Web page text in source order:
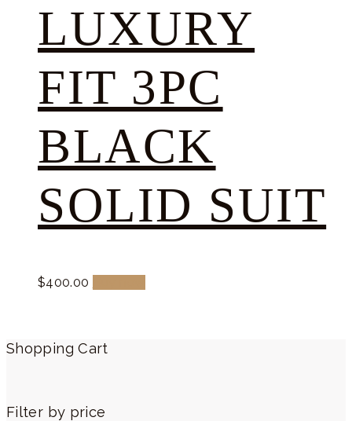
LUXURY
FIT 3PC
BLACK
SOLID SUIT
$400.00
Shopping Cart
Filter by price